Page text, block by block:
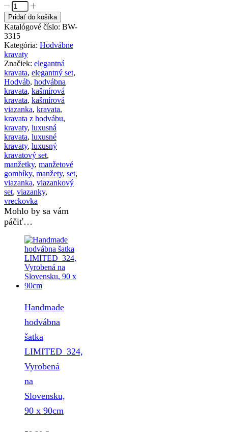
množstvo
Luxusný
kravatový
set
s
zlatými
pásmi
s
vreckovkou
a
manžetami
Pridať do košíka
Katalógové číslo: BW-
3315
Kategória: Hodvábne
kravaty
Značiek: elegantná
kravata, elegantný set,
Hodváb, hodvábna
kravata, kašmírová
kravata, kašmírová
viazanka, kravata,
kravata z hodvábu,
kravaty, luxusná
kravata, luxusné
kravaty, luxusný
kravatový set,
manžetky, manžetové
gombíky, manžety, set,
viazanka, viazankový
set, viazanky,
vreckovka
Mohlo by sa vám
páčiť…
Handmade
hodvábna
šatka
LIMITED_324,
Vyrobená
na
Slovensku,
90 x 90cm